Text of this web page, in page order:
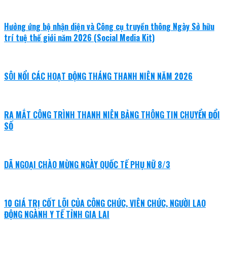
Hưởng ứng bộ nhận diện và Công cụ truyền thông Ngày Sở hữu
trí tuệ thế giới năm 2026 (Social Media Kit)
SÔI NỔI CÁC HOẠT ĐỘNG THÁNG THANH NIÊN NĂM 2026
RA MẮT CÔNG TRÌNH THANH NIÊN BẢNG THÔNG TIN CHUYỂN ĐỔI
SỐ
DÃ NGOẠI CHÀO MỪNG NGÀY QUỐC TẾ PHỤ NỮ 8/3
10 GIÁ TRỊ CỐT LÕI CỦA CÔNG CHỨC, VIÊN CHỨC, NGƯỜI LAO
ĐỘNG NGÀNH Y TẾ TỈNH GIA LAI